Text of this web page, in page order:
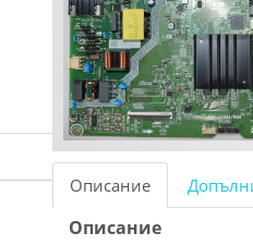
Описание
Описание